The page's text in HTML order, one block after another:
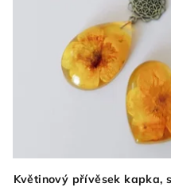
Květinový přívěsek kapka,